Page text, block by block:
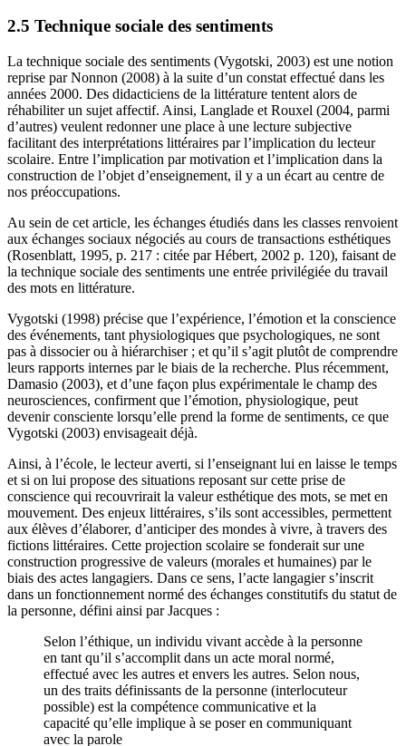
2.5 Technique sociale des sentiments
La technique sociale des sentiments (Vygotski, 2003) est une notion
reprise par Nonnon (2008) à la suite d’un constat effectué dans les
années 2000. Des didacticiens de la littérature tentent alors de
réhabiliter un sujet affectif. Ainsi, Langlade et Rouxel (2004, parmi
d’autres) veulent redonner une place à une lecture subjective
facilitant des interprétations littéraires par l’implication du lecteur
scolaire. Entre l’implication par motivation et l’implication dans la
construction de l’objet d’enseignement, il y a un écart au centre de
nos préoccupations.
Au sein de cet article, les échanges étudiés dans les classes renvoient
aux échanges sociaux négociés au cours de transactions esthétiques
(Rosenblatt, 1995, p. 217 : citée par Hébert, 2002 p. 120), faisant de
la technique sociale des sentiments une entrée privilégiée du travail
des mots en littérature.
Vygotski (1998) précise que l’expérience, l’émotion et la conscience
des événements, tant physiologiques que psychologiques, ne sont
pas à dissocier ou à hiérarchiser ; et qu’il s’agit plutôt de comprendre
leurs rapports internes par le biais de la recherche. Plus récemment,
Damasio (2003), et d’une façon plus expérimentale le champ des
neurosciences, confirment que l’émotion, physiologique, peut
devenir consciente lorsqu’elle prend la forme de sentiments, ce que
Vygotski (2003) envisageait déjà.
Ainsi, à l’école, le lecteur averti, si l’enseignant lui en laisse le temps
et si on lui propose des situations reposant sur cette prise de
conscience qui recouvrirait la valeur esthétique des mots, se met en
mouvement. Des enjeux littéraires, s’ils sont accessibles, permettent
aux élèves d’élaborer, d’anticiper des mondes à vivre, à travers des
fictions littéraires. Cette projection scolaire se fonderait sur une
construction progressive de valeurs (morales et humaines) par le
biais des actes langagiers. Dans ce sens, l’acte langagier s’inscrit
dans un fonctionnement normé des échanges constitutifs du statut de
la personne, défini ainsi par Jacques :
Selon l’éthique, un individu vivant accède à la personne
en tant qu’il s’accomplit dans un acte moral normé,
effectué avec les autres et envers les autres. Selon nous,
un des traits définissants de la personne (interlocuteur
possible) est la compétence communicative et la
capacité qu’elle implique à se poser en communiquant
avec la parole